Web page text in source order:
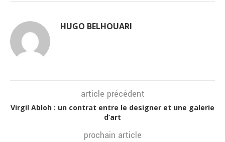
HUGO BELHOUARI
article précédent
Virgil Abloh : un contrat entre le designer et une galerie
d’art
prochain article